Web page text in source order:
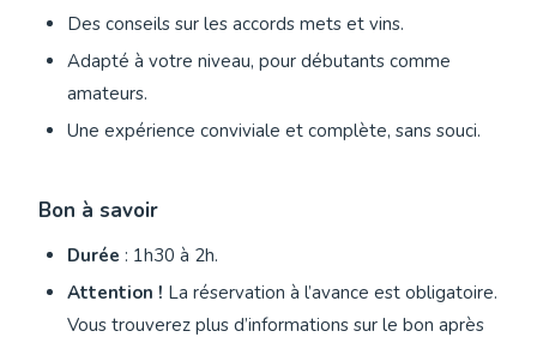
Des conseils sur les accords mets et vins.
Adapté à votre niveau, pour débutants comme
amateurs.
Une expérience conviviale et complète, sans souci.
Bon à savoir
Durée : 1h30 à 2h.
Attention ! La réservation à l’avance est obligatoire.
Vous trouverez plus d’informations sur le bon après